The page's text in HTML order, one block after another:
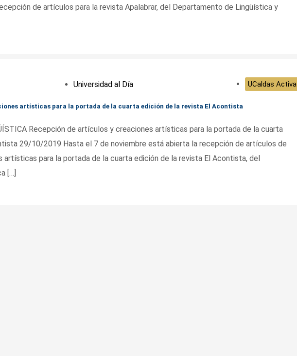
de artículos para la revista Apalabrar, del Departamento de Lingüística y
Universidad al Día UCaldas Activa
artísticas para la portada de la cuarta edición de la revista El Acontista
Recepción de artículos y creaciones artísticas para la portada de la cuarta
29/10/2019 Hasta el 7 de noviembre está abierta la recepción de artículos de
para la portada de la cuarta edición de la revista El Acontista, del
[…]